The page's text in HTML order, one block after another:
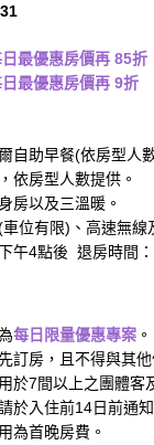
日最優惠房價再 85折
日最優惠房價再 9折
自助早餐(依房型人
依房型人數提供。
房以及三溫暖。
車位有限) 、高速無線
午4點後 退房時間
每日限量優惠專案 。
訂房，且不得與其他
於7間以上之團體客
於入住前14日前通
為首晚房費。